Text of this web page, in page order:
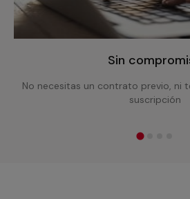
Sin
No necesitas un contrato previo, ni
suscripción